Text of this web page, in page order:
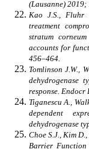
(Lausanne) 2019;
Kao J.S., Fluhr
treatment
stratum
accounts for
456–464.
Tomlinson J.W.,
dehydrogenase
response. Endocr
Tiganescu A.,
dependent
dehydrogenase
Choe S.J., Kim
Barrier Function